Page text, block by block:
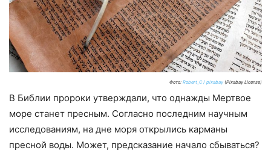
Фото: Robert_C / pixabay (Pixabay License)
В Библии пророки утверждали, что однажды Мертвое
море станет пресным. Согласно последним научным
исследованиям, на дне моря открылись карманы
пресной воды. Может, предсказание начало сбываться?